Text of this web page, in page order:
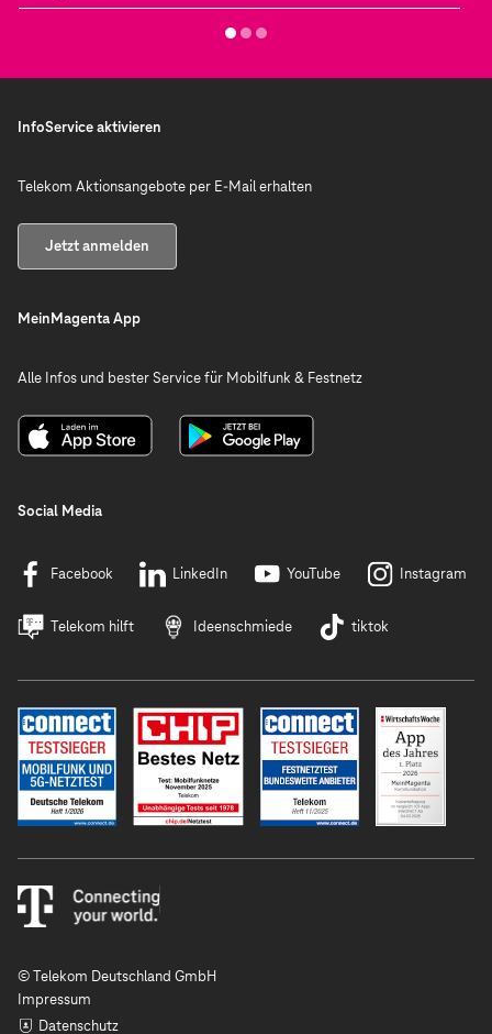
InfoService aktivieren
Telekom Aktionsangebote per E-Mail erhalten
Jetzt anmelden
MeinMagenta App
Alle Infos und bester Service für Mobilfunk & Festnetz
Social Media
Facebook LinkedIn YouTube Instagram
Telekom hilft Ideenschmiede tiktok
© Telekom Deutschland GmbH
Impressum
Datenschutz